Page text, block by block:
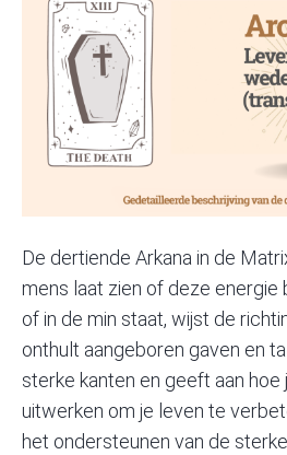
De dertiende Arkana in de
mens laat zien of deze energie
of in de min staat, wijst de
onthult aangeboren gaven en
sterke kanten en geeft aan hoe
uitwerken om je leven te
het ondersteunen van de sterke